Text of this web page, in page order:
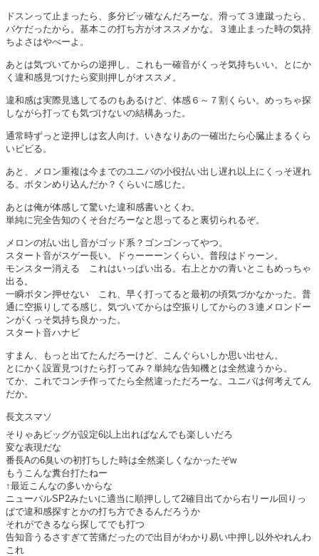
ドスンって止まったら、多分ビッ確なんだろーな。滑って３連蹴ったら、
バケだったから。基本この打ち方がオススメかな。３連止まった時の気持
ちよさはやべーよ。
あとは気づいてからの逆押し。これも一確音がくっそ気持ちいい。とにか
く違和感見つけたら変則押しがオススメ。
違和感は実際見逃してるのもあるけど、体感６～７割くらい。めっちゃ探
しながら打っても気づけないの結構あった。
通常時ずっと逆押しは玄人向け。いきなりあの一確出たら心臓止まるくら
いビビる。
あと、メロン重複は今までのユニバの小役払い出し遅れ以上にくっそ遅れ
る。ボタンめり込んだか？くらいに感じた。
あとは俺が体感して驚いた違和感書いとくわ。
単純に完全告知のくそ台だろーなと思ってると裏切られるぞ。
メロンの払い出し音がゴッド系？ゴンゴンってやつ。
スタート音がスゲー長い。ドゥーーーンくらい。普段はドゥーン。
モンスター消える これはいっぱい出る。右上とかの青いとこもめっちゃ
出る。
一瞬ボタン押せない これ、早く打ってると最初の頃気づかなかった。普
通に空振りしてる感じ。気づいてからは空振りしてからの３連メロンドー
ンがくっそ気持ち良かった。
スタート音ハナビ
すまん、もっと出てたんだろーけど、こんぐらいしか思い出せん。
とにかく設置見つけたら打ってみ？単純な告知機とは全然違うから。
てか、これでコンチ作ってたら全然違っただろーな。ユニバは何考えてん
だか。
長文スマソ
そりゃあビッグが設定6以上出ればなんでも楽しいだろ
変な表現だな
番長Aの6臭いの初打ちした時は全然楽しくなかったぞw
もうこんな糞台打たねー
↑最近こんなの多いからな
ニューパルSP2みたいに適当に順押しして2確目出てから右リール回りっ
ぱで違和感探すとかの打ち方できるんだろうか
それができるなら探してでも打つ
告知音うるさすぎて苦痛だったので出目がわかり易い中押し以外やれんわ
これ